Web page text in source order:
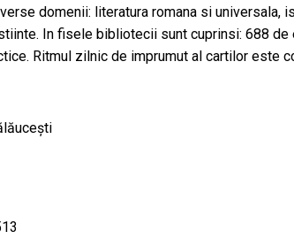
domenii: literatura romana si universala,
In fisele bibliotecii sunt cuprinsi: 688
Ritmul zilnic de imprumut al cartilor este